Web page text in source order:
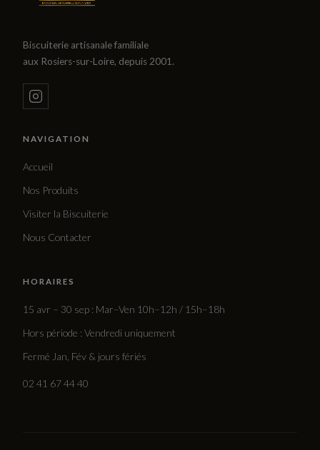
Biscuiterie artisanale familiale
aux Rosiers-sur-Loire, depuis 2001.
NAVIGATION
Accueil
Nos Produits
Visiter la Biscuiterie
Nous Contacter
HORAIRES
15 avr – 30 sep : Mar–Ven 10h–12h / 15h–18h
Hors période : Vendredi uniquement
Fermé Jan, Fév & jours fériés
02 41 67 44 40